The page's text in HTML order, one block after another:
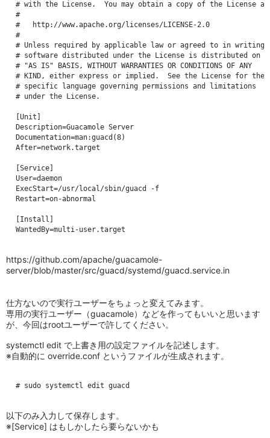
# with the License.  You may obtain a copy of the License at
#
#   http://www.apache.org/licenses/LICENSE-2.0
#
# Unless required by applicable law or agreed to in writing,
# software distributed under the License is distributed on
# "AS IS" BASIS, WITHOUT WARRANTIES OR CONDITIONS OF ANY
# KIND, either express or implied.  See the License for the
# specific language governing permissions and limitations
# under the License.
[Unit]
Description=Guacamole Server
Documentation=man:guacd(8)
After=network.target
[Service]
User=daemon
ExecStart=/usr/local/sbin/guacd -f
Restart=on-abnormal
[Install]
https://github.com/apache/guacamole-
server/blob/master/src/guacd/systemd/guacd.service.in
仕方ないので実行ユーザーをちょっと変えてみます。
専用の実行ユーザー（guacamole）などを作ってもいいと思います
が、今回はrootユーザーで許してください。
systemctl edit で上書き用の設定ファイルを記述します。
※自動的に override.conf というファイルが生成されます。
以下のみ入力して保存します。
※[Service] はもしかしたら要らないかも